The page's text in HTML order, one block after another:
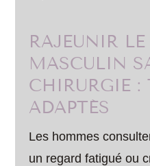
RAJEUNIR
MASCULIN
CHIRURGIE :
ADAPTÉS
Les hommes
un regard fatigué ou